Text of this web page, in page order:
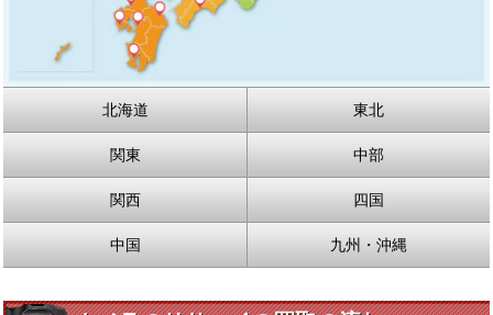
北海道 東北
関東 中部
関西 四国
中国 九州・沖縄